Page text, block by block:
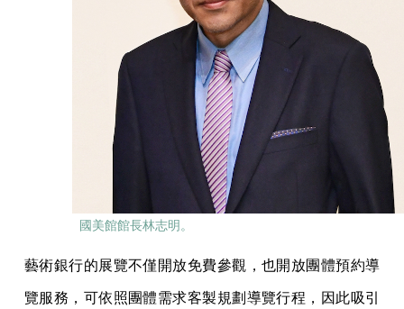
國美館館長林志明。
藝術銀行的展覽不僅開放免費參觀，也開放團體預約導
覽服務，可依照團體需求客製規劃導覽行程，因此吸引